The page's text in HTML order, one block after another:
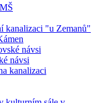
kanalizaci "u Zemanů"
návsi
návsi
kanalizaci